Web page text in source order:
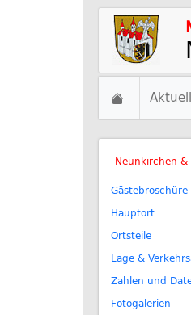
Neunkirchen &
Gästebroschüre
Hauptort
Ortsteile
Lage &
Zahlen und
Fotogalerien